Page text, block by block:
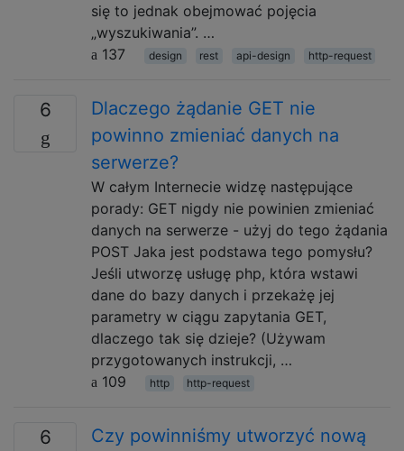
się to jednak obejmować pojęcia
„wyszukiwania”. …
137
design rest api-design http-request
6
Dlaczego żądanie GET nie
powinno zmieniać danych na
serwerze?
W całym Internecie widzę następujące
porady: GET nigdy nie powinien zmieniać
danych na serwerze - użyj do tego żądania
POST Jaka jest podstawa tego pomysłu?
Jeśli utworzę usługę php, która wstawi
dane do bazy danych i przekażę jej
parametry w ciągu zapytania GET,
dlaczego tak się dzieje? (Używam
przygotowanych instrukcji, …
109
http http-request
6
Czy powinniśmy utworzyć nową